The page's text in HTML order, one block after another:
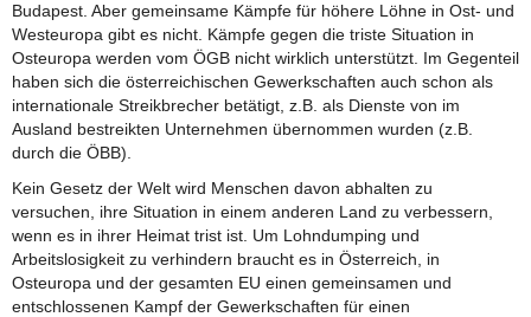
Budapest. Aber gemeinsame Kämpfe für höhere Löhne in Ost- und
Westeuropa gibt es nicht. Kämpfe gegen die triste Situation in
Osteuropa werden vom ÖGB nicht wirklich unterstützt. Im Gegenteil
haben sich die österreichischen Gewerkschaften auch schon als
internationale Streikbrecher betätigt, z.B. als Dienste von im
Ausland bestreikten Unternehmen übernommen wurden (z.B.
durch die ÖBB).
Kein Gesetz der Welt wird Menschen davon abhalten zu
versuchen, ihre Situation in einem anderen Land zu verbessern,
wenn es in ihrer Heimat trist ist. Um Lohndumping und
Arbeitslosigkeit zu verhindern braucht es in Österreich, in
Osteuropa und der gesamten EU einen gemeinsamen und
entschlossenen Kampf der Gewerkschaften für einen